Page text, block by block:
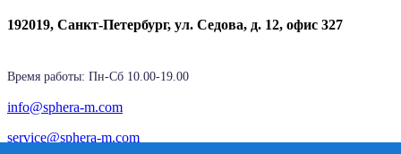
192019, Санкт-Петербург, ул. Седова, д. 12, офис 327
Время работы: Пн-Cб 10.00-19.00
info@sphera-m.com
service@sphera-m.com